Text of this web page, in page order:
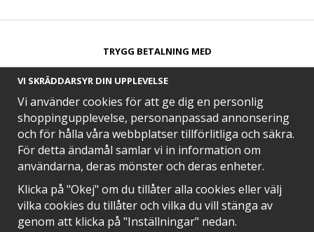
TRYGG BETALNING MED​
SNABB LEVERANS MED
EN DEL AV
VI SKRÄDDARSYR DIN UPPLEVELSE
Vi använder cookies för att ge dig en personlig
shoppingupplevelse, personanpassad annonsering
och för hålla våra webbplatser tillförlitliga och säkra.
För detta ändamål samlar vi in information om
användarna, deras mönster och deras enheter.
Klicka på "Okej" om du tillåter alla cookies eller välj
vilka cookies du tillåter och vilka du vill stänga av
genom att klicka på "Inställningar" nedan.